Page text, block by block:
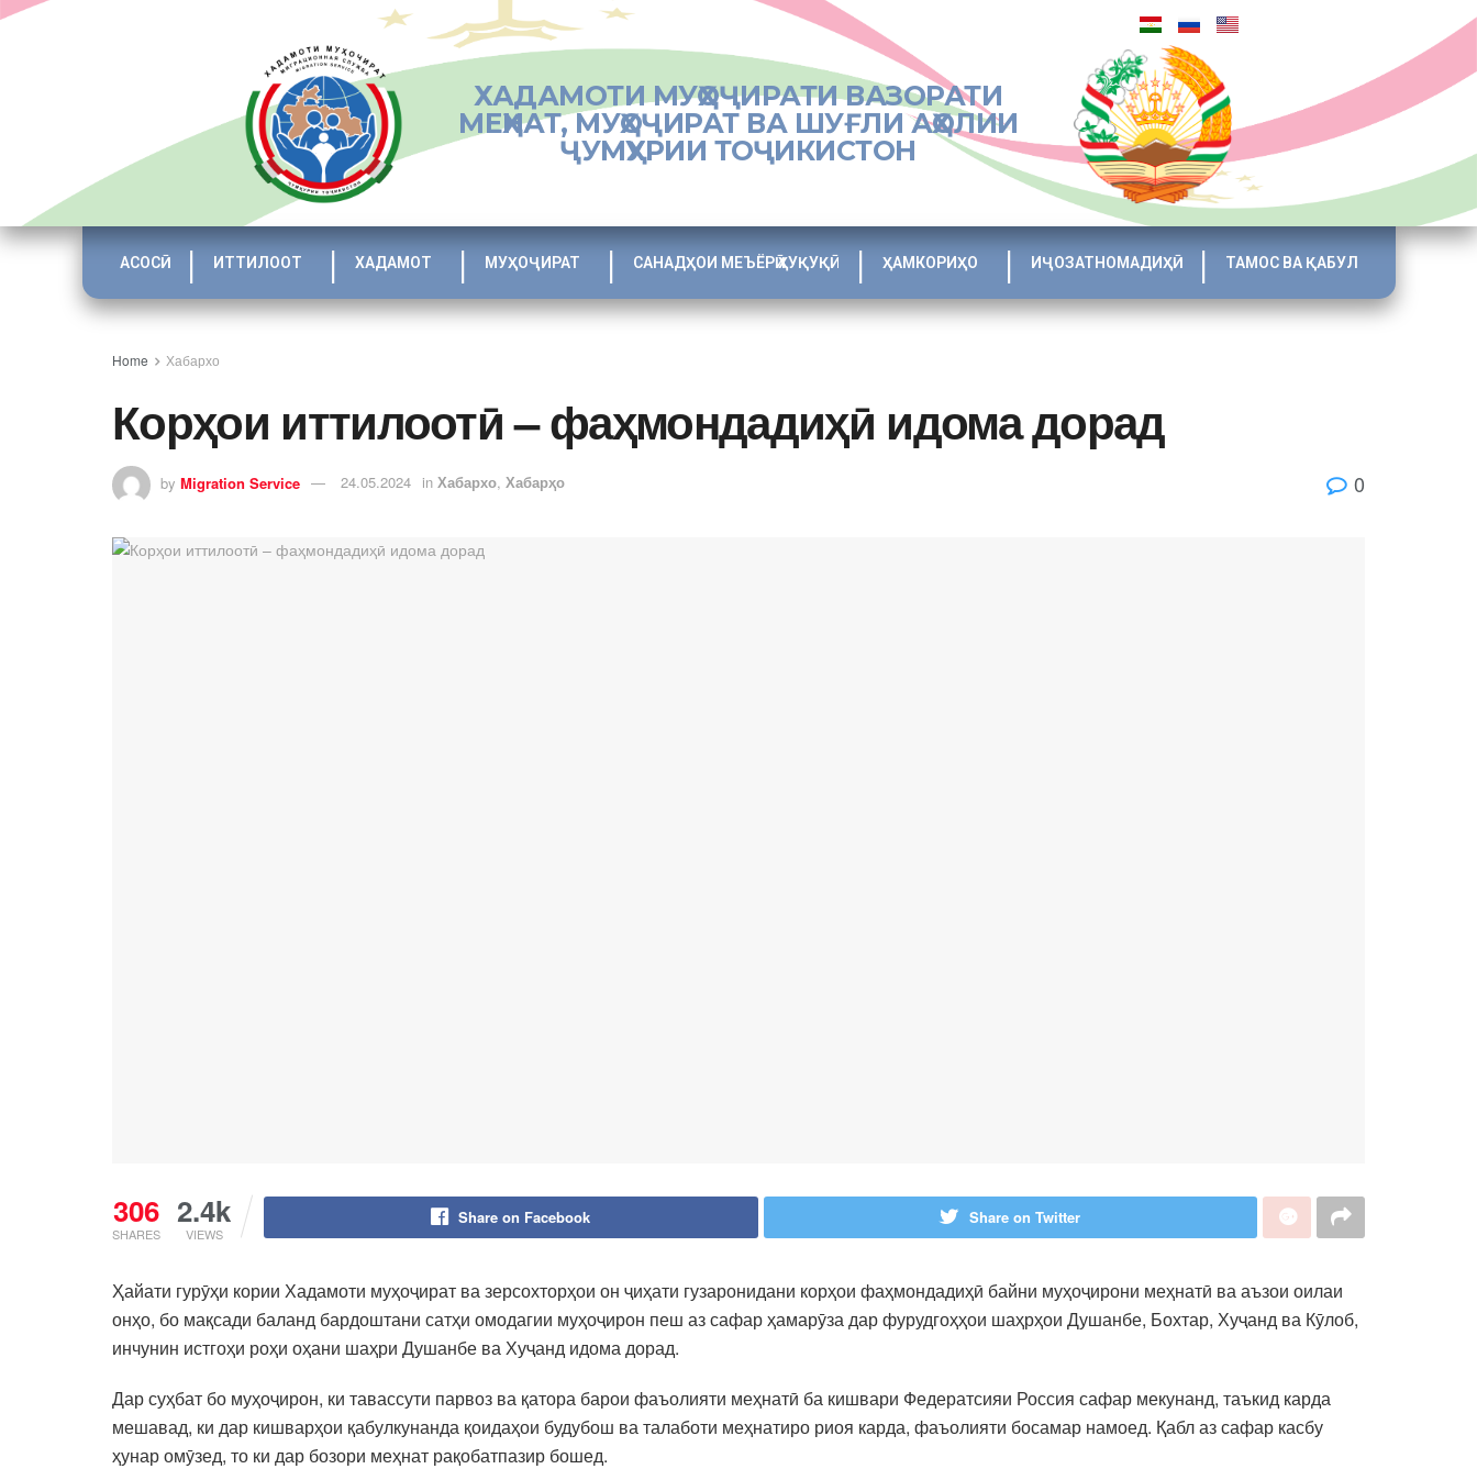
ХАДАМОТИ МУҲОҶИРАТИ ВАЗОРАТИ
МЕҲНАТ, МУҲОҶИРАТ ВА ШУҒЛИ АҲОЛИИ
ҶУМҲУРИИ ТОҶИКИСТОН
АСОСӢ ИТТИЛООТ ХАДАМОТ МУҲОҶИРАТ САНАДҲОИ МЕЪЁРӢ ҲУҚУҚӢ ҲАМКОРИҲО ИҶОЗАТНОМАДИҲӢ ТАМОС ВА ҚАБУЛ
Home Хабархо
Корҳои иттилоотӣ – фаҳмондадиҳӣ идома дорад
by Migration Service 24.05.2024 in Хабархо, Хабарҳо 0
306
SHARES
2.4k
VIEWS
Share on Facebook Share on Twitter
Ҳайати гурӯҳи кории Хадамоти муҳоҷират ва зерсохторҳои он ҷиҳати гузаронидани корҳои фаҳмондадиҳӣ байни муҳоҷирони меҳнатӣ ва аъзои оилаи
онҳо, бо мақсади баланд бардоштани сатҳи омодагии муҳоҷирон пеш аз сафар ҳамарӯза дар фурудгоҳҳои шаҳрҳои Душанбе, Бохтар, Хуҷанд ва Кӯлоб,
инчунин истгоҳи роҳи оҳани шаҳри Душанбе ва Хуҷанд идома дорад.
Дар суҳбат бо муҳоҷирон, ки тавассути парвоз ва қатора барои фаъолияти меҳнатӣ ба кишвари Федератсияи Россия сафар мекунанд, таъкид карда
мешавад, ки дар кишварҳои қабулкунанда қоидаҳои будубош ва талаботи меҳнатиро риоя карда, фаъолияти босамар намоед. Қабл аз сафар касбу
ҳунар омӯзед, то ки дар бозори меҳнат рақобатпазир бошед.